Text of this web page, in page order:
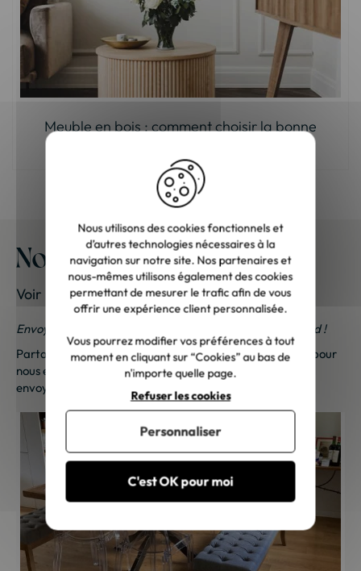
Meuble en bois : comment choisir la bonne
Nos meubles chez vous
Voir les photos de nos clients
Envoyez-nous vos photos ; une petite surprise vous attend !
Partagez vos photos et recevez une surprise !Cliquez ici
pour
nous envoyer vos photos. Une petite attention vous sera
envoyée sous 48h à 72h ouvrées. Merci de votre fidélité !
Nous utilisons des cookies fonctionnels et
d’autres technologies nécessaires à la
navigation sur notre site. Nos partenaires et
nous-mêmes utilisons également des cookies
permettant de mesurer le trafic afin de vous
offrir une expérience client personnalisée.
Vous pourrez modifier vos préférences à tout
moment en cliquant sur “Cookies” au bas de
n'importe quelle page.
C'est OK pour moi
Refuser les cookies
Personnaliser